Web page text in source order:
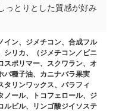
っとりとした質感が好み
イン、ジメチコン、合成フル
シリカ、（ジメチコン／ビニ
スポリマー、スクワラン、オ
バ種子油、カニナバラ果実
タリンワックス、パラフィ
ノール、トコフェロール、ジ
ルビル、リンゴ酸ジイソステ